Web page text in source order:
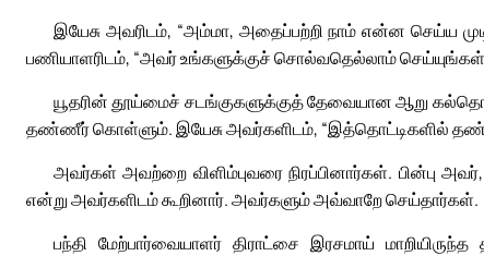
இயேசு அவரிடம், “அம்மா, அதைப்பற்றி நாம் என்ன செய்ய
பணியாளரிடம், “அவர் உங்களுக்குச் சொல்வதெல்லாம்
யூதரின் தூய்மைச் சடங்குகளுக்குத் தேவையான ஆறு
தண்ணீர் கொள்ளும். இயேசு அவர்களிடம், “இத்தொட்டிகளில்
அவர்கள் அவற்றை விளிம்புவரை நிரப்பினார்கள். பின்பு
என்று அவர்களிடம் கூறினார். அவர்களும் அவ்வாறே செய்தார்கள்.
பந்தி மேற்பார்வையாளர் திராட்சை இரசமாய்